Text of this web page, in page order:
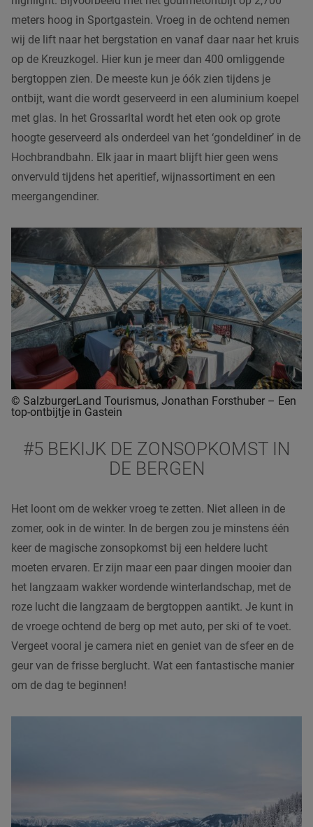
meters hoog in Sportgastein. Vroeg in de ochtend nemen
wij de lift naar het bergstation en vanaf daar naar het kruis
op de Kreuzkogel. Hier kun je meer dan 400 omliggende
bergtoppen zien. De meeste kun je óók zien tijdens je
ontbijt, want die wordt geserveerd in een aluminium koepel
met glas. In het Grossarltal wordt het eten ook op grote
hoogte geserveerd als onderdeel van het ‘gondeldiner’ in de
Hochbrandbahn. Elk jaar in maart blijft hier geen wens
onvervuld tijdens het aperitief, wijnassortiment en een
meergangendiner.
© SalzburgerLand Tourismus, Jonathan Forsthuber – Een
top-ontbijtje in Gastein
#5 BEKIJK DE ZONSOPKOMST IN
DE BERGEN
Het loont om de wekker vroeg te zetten. Niet alleen in de
zomer, ook in de winter. In de bergen zou je minstens één
keer de magische zonsopkomst bij een heldere lucht
moeten ervaren. Er zijn maar een paar dingen mooier dan
het langzaam wakker wordende winterlandschap, met de
roze lucht die langzaam de bergtoppen aantikt. Je kunt in
de vroege ochtend de berg op met auto, per ski of te voet.
Vergeet vooral je camera niet en geniet van de sfeer en de
geur van de frisse berglucht. Wat een fantastische manier
om de dag te beginnen!